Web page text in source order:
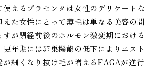
えるプラセンタは女性のデリケートな
た女性にとって薄毛は単なる美容の問
が閉経前後のホルモン激変期における
年期には卵巣機能の低下によりエスト
細くなり抜け毛が増えるFAGAが進行